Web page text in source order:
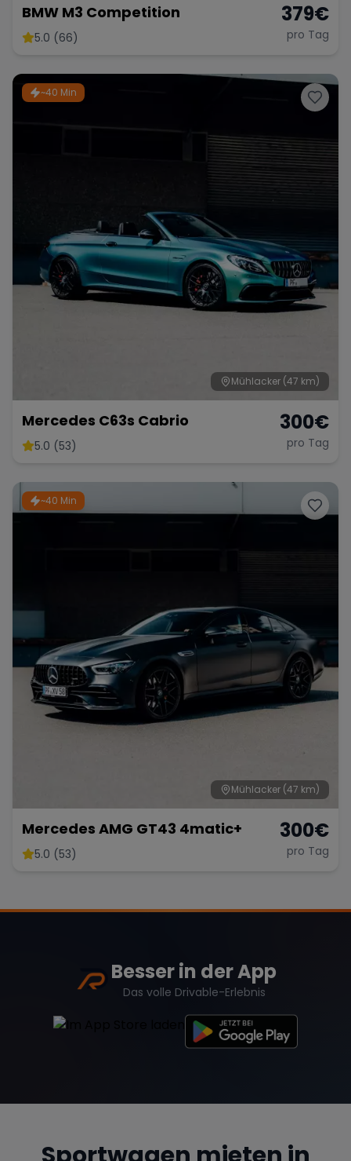
BMW M3 Competition
5.0 (66)
379€
pro Tag
~40 Min
Mühlacker (47 km)
Mercedes C63s Cabrio
5.0 (53)
300€
pro Tag
~40 Min
Mühlacker (47 km)
Mercedes AMG GT43 4matic+
5.0 (53)
300€
pro Tag
Besser in der App
Das volle Drivable-Erlebnis